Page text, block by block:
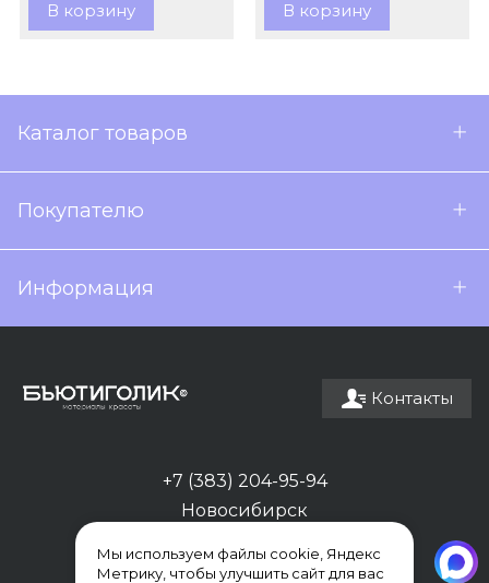
В корзину В корзину
Каталог товаров
Покупателю
Информация
Контакты
+7 (383) 204-95-94
Новосибирск
Мы используем файлы cookie, Яндекс
Метрику, чтобы улучшить сайт для вас